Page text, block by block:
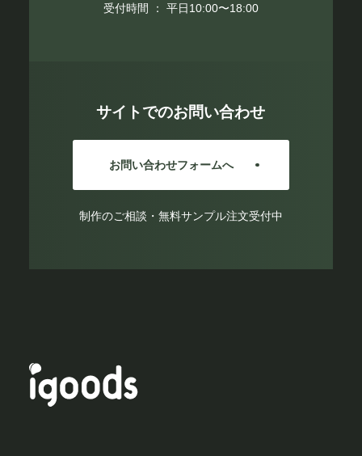
受付時間 ： 平日10:00〜18:00
サイトでのお問い合わせ
お問い合わせフォームへ
制作のご相談・無料サンプル注文受付中